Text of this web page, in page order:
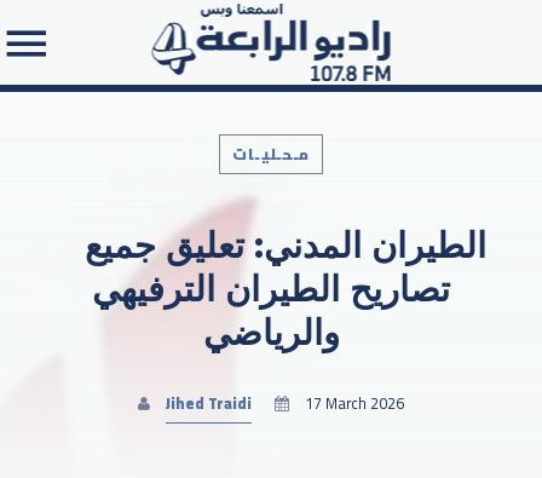
Search in the website:
مـحـليـات
تصاريح الطيران الترفيهي
والرياضي
Jihed Traidi 17 March 2026